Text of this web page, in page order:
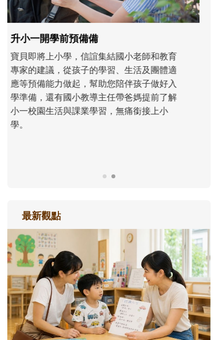
和孩子一起長大的那個男人│讀懂父親的
不同模樣
沒有人天生就擅長當爸爸！男人總是在一次
次「前所未有」的體驗中，跟著孩子一起長
大。從給予安全感的肢體遊戲，到獨立自
主、角色認同及解決問題的能力養成。爸爸
最新觀點